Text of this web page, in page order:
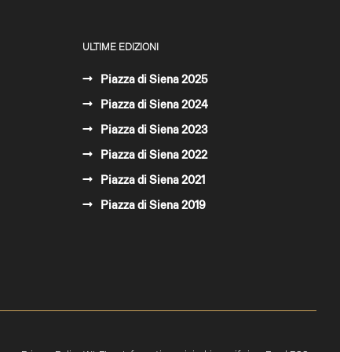
ULTIME EDIZIONI
Piazza di Siena 2025
Piazza di Siena 2024
Piazza di Siena 2023
Piazza di Siena 2022
Piazza di Siena 2021
Piazza di Siena 2019